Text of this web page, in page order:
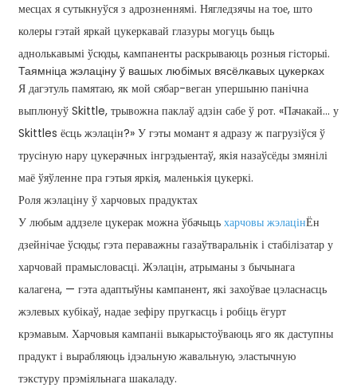
месцах я сутыкнуўся з адрозненнямі. Нягледзячы на ​​тое, што
колеры гэтай яркай цукеркавай глазуры могуць быць
аднолькавымі ўсюды, кампаненты раскрываюць розныя гісторыі.
Таямніца жэлаціну ў вашых любімых вясёлкавых цукерках
Я дагэтуль памятаю, як мой сябар-веган упершыню панічна
выплюнуў Skittle, трывожна паклаў адзін сабе ў рот. «Пачакай... у
Skittles ёсць жэлацін?» У гэты момант я адразу ж пагрузіўся ў
трусіную нару цукерачных інгрэдыентаў, якія назаўсёды змянілі
маё ўяўленне пра гэтыя яркія, маленькія цукеркі.
Роля жэлаціну ў харчовых прадуктах
У любым аддзеле цукерак можна ўбачыць харчовы жэлацінЁн
дзейнічае ўсюды; гэта пераважны газаўтваральнік і стабілізатар у
харчовай прамысловасці. Жэлацін, атрыманы з бычынага
калагена, — гэта адаптыўны кампанент, які захоўвае цэласнасць
жэлевых кубікаў, надае зефіру пругкасць і робіць ёгурт
крэмавым. Харчовыя кампаніі выкарыстоўваюць яго як даступны
прадукт і вырабляюць ідэальную жавальную, эластычную
тэкстуру прэміяльнага шакаладу.